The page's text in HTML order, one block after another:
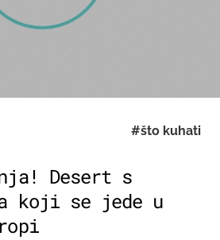
#što kuhati
Desert s
koji se jede u